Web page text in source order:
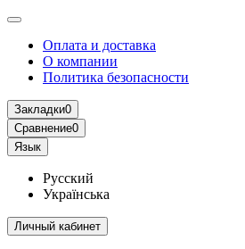
Оплата и доставка
О компании
Политика безопасности
Закладки0
Сравнение0
Язык
Русский
Українська
Личный кабинет